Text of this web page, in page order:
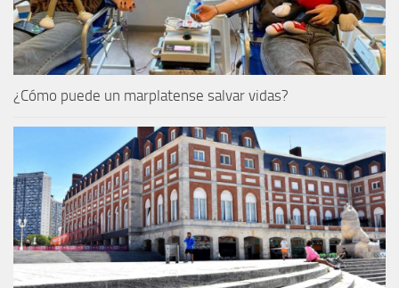
¿Cómo puede un marplatense salvar vidas?